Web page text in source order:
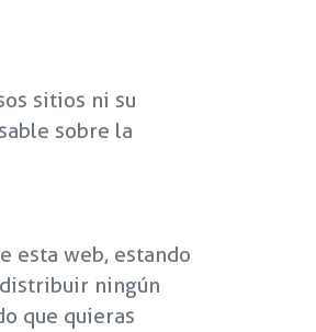
sitios ni su
sobre la
esta web, estando
ningún
que quieras